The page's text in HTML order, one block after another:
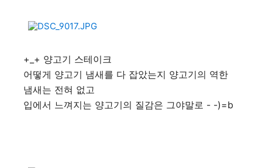
+_+ 양고기 스테이크
어떻게 양고기 냄새를 다 잡았는지 양고기의 역한
냄새는 전혀 없고
입에서 느껴지는 양고기의 질감은 그야말로 - -)=b